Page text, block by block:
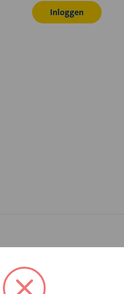
Inloggen